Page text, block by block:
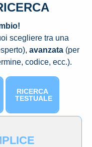
scegliere tra una
avanzata (per
codice, ecc.).
RICERCA
TESTUALE